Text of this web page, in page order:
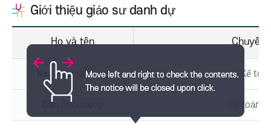
Giới thiệu giáo sư danh dự
Họ và tên Chuyên
Kim Hyungkyung Kế
Ban Seonseop Kế toán